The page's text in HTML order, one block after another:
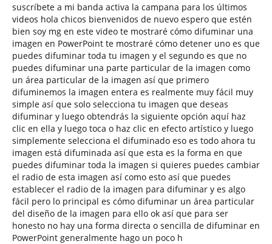
suscríbete a mi banda activa la campana para los últimos
videos hola chicos bienvenidos de nuevo espero que estén
bien soy mg en este video te mostraré cómo difuminar una
imagen en PowerPoint te mostraré cómo detener uno es que
puedes difuminar toda tu imagen y el segundo es que no
puedes difuminar una parte particular de la imagen como
un área particular de la imagen así que primero
difuminemos la imagen entera es realmente muy fácil muy
simple así que solo selecciona tu imagen que deseas
difuminar y luego obtendrás la siguiente opción aquí haz
clic en ella y luego toca o haz clic en efecto artístico y luego
simplemente selecciona el difuminado eso es todo ahora tu
imagen está difuminada así que esta es la forma en que
puedes difuminar toda la imagen si quieres puedes cambiar
el radio de esta imagen así como esto así que puedes
establecer el radio de la imagen para difuminar y es algo
fácil pero lo principal es cómo difuminar un área particular
del diseño de la imagen para ello ok así que para ser
honesto no hay una forma directa o sencilla de difuminar en
PowerPoint generalmente hago un poco h